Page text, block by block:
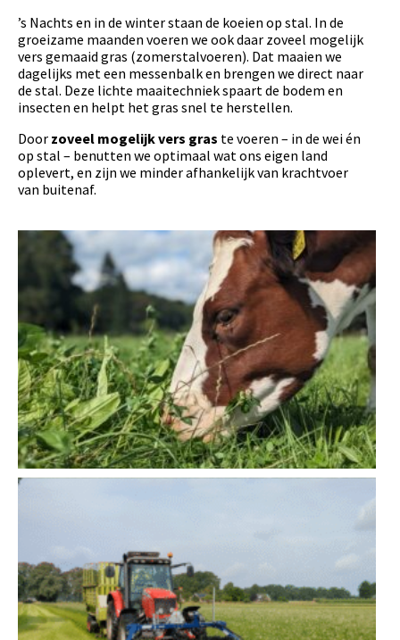
’s Nachts en in de winter staan de koeien op stal. In de
groeizame maanden voeren we ook daar zoveel mogelijk
vers gemaaid gras (zomerstalvoeren). Dat maaien we
dagelijks met een messenbalk en brengen we direct naar
de stal. Deze lichte maaitechniek spaart de bodem en
insecten en helpt het gras snel te herstellen.
Door zoveel mogelijk vers gras te voeren – in de wei én
op stal – benutten we optimaal wat ons eigen land
oplevert, en zijn we minder afhankelijk van krachtvoer
van buitenaf.